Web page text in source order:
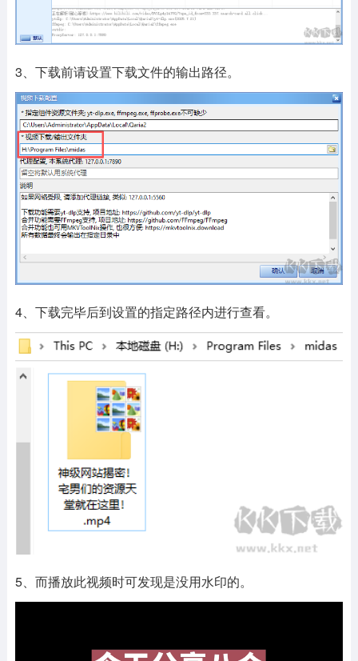
3、下载前请设置下载文件的输出路径。
4、下载完毕后到设置的指定路径内进行查看。
5、而播放此视频时可发现是没用水印的。